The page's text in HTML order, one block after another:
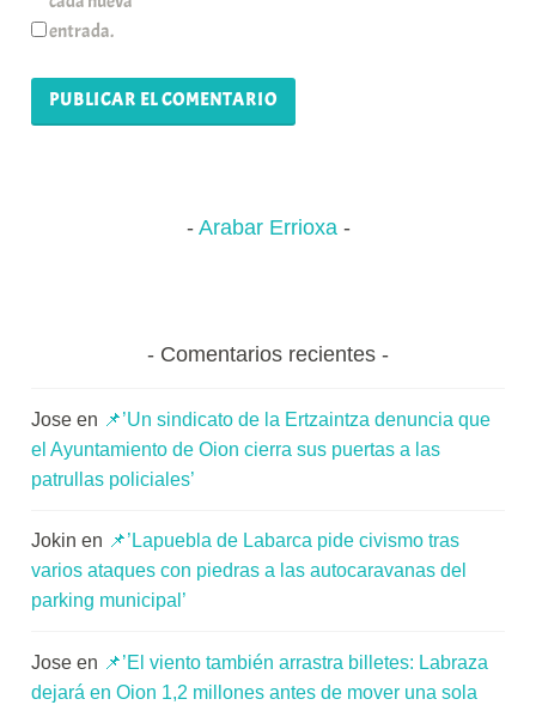
entrada.
Arabar Errioxa
Comentarios recientes
Jose en 📌’Un sindicato de la Ertzaintza denuncia que
el Ayuntamiento de Oion cierra sus puertas a las
patrullas policiales’
Jokin en 📌’Lapuebla de Labarca pide civismo tras
varios ataques con piedras a las autocaravanas del
parking municipal’
Jose en 📌’El viento también arrastra billetes: Labraza
dejará en Oion 1,2 millones antes de mover una sola